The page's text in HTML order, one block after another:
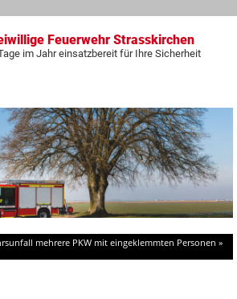
Feuerwehr Strasskirchen
im Jahr einsatzbereit für Ihre Sicherheit
Zum
Inhalt
springen
mehrere PKW mit eingeklemmten Personen »